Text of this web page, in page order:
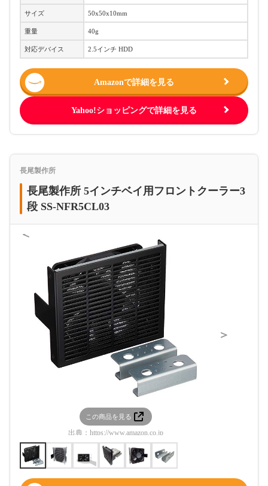
サイズ 50x50x10mm
重量 40g
対応デバイス 2.5インチ HDD
Amazonで詳細を見る
Yahoo!ショッピングで詳細を見る
長尾製作所
長尾製作所 5インチベイ用フロントクーラー3
段 SS-NFR5CL03
＜
この商品を見る
出典： https://www.amazon.co.jp
＞